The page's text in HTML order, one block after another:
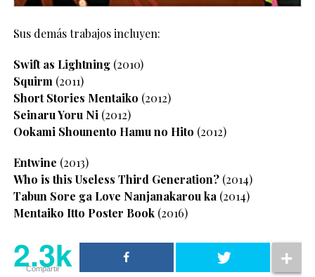
Sus demás trabajos incluyen:
Swift as Lightning(2010)
Squirm(2011)
Short Stories Mentaiko (2012)
Seinaru Yoru Ni(2012)
Ookami Shounento Hamu no Hito (2012)
Entwine (2013)
Who is this Useless Third Generation?(2014)
Tabun Sore ga Love Nanjanakarou ka(2014)
Mentaiko Itto Poster Book(2016)
2.3k
Compartir